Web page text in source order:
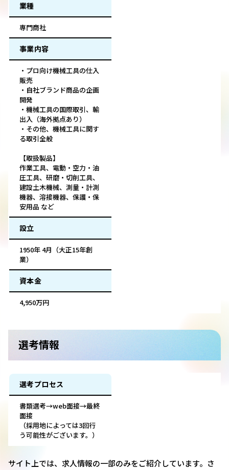
業種
専門商社
事業内容
・プロ向け機械工具の仕入
販売
・自社ブランド商品の企画
開発
・機械工具の国際取引、輸
出入（海外拠点あり）
・その他、機械工具に関す
る取引全般
【取扱製品】
作業工具、電動・空力・油
圧工具、研磨・切削工具、
建設土木機械、測量・計測
機器、溶接機器、保護・保
安用品 など
設立
1950年 4月（大正15年創
業）
資本金
4,950万円
選考情報
選考プロセス
書類選考→web面接→最終
面接
（採用地によっては3回行
う可能性がございます。）
サイト上では、求人情報の一部のみをご紹介しています。さ